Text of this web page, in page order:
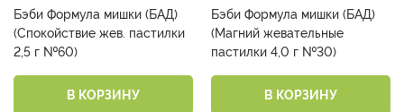
Бэби Формула мишки (БАД)
(Спокойствие жев. пастилки
2,5 г №60)
В КОРЗИНУ
Бэби Формула мишки (БАД)
(Магний жевательные
пастилки 4,0 г №30)
В КОРЗИНУ